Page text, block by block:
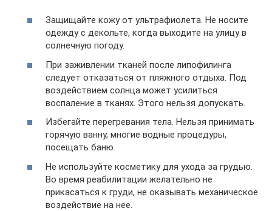
Защищайте кожу от ультрафиолета. Не носите
одежду с декольте, когда выходите на улицу в
солнечную погоду.
При заживлении тканей после липофилинга
следует отказаться от пляжного отдыха. Под
воздействием солнца может усилиться
воспаление в тканях. Этого нельзя допускать.
Избегайте перегревания тела. Нельзя принимать
горячую ванну, многие водные процедуры,
посещать баню.
Не используйте косметику для ухода за грудью.
Во время реабилитации желательно не
прикасаться к груди, не оказывать механическое
воздействие на нее.